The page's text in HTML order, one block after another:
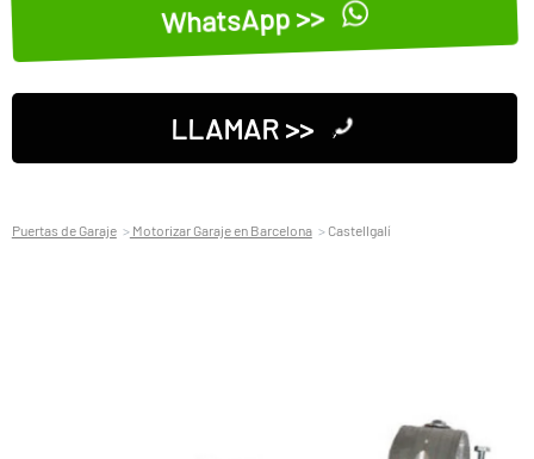
WhatsApp >>
LLAMAR >>
Puertas de Garaje Motorizar Garaje en Barcelona Castellgalí